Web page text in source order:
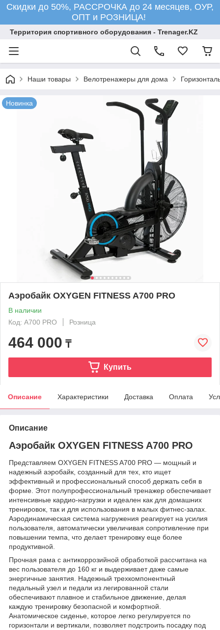
Скидки до 50%, РАССРОЧКА до 24 месяцев, ОУР,
ОПТ и РОЗНИЦА!
Территория спортивного оборудования - Trenager.KZ
Наши товары Велотренажеры для дома
Новинка
Аэробайк OXYGEN FITNESS A700 PRO
В наличии
Код: A700 PRO
Розница
464 000 ₸
Купить
Описание Характеристики Доставка Оплата
Описание
Аэробайк OXYGEN FITNESS A700 PRO
Представляем OXYGEN FITNESS A700 PRO — мощный и
надежный аэробайк, созданный для тех, кто ищет
эффективный и профессиональный способ держать себя в
форме. Этот полупрофессиональный тренажер обеспечивает
интенсивные кардио-нагрузки и идеален как для домашних
тренировок, так и для использования в малых фитнес-залах.
Аэродинамическая система нагружения реагирует на усилия
пользователя, автоматически увеличивая сопротивление при
повышении темпа, что делает тренировку еще более
продуктивной.
Прочная рама с антикоррозийной обработкой рассчитана на
вес пользователя до 160 кг и выдерживает даже самые
энергичные занятия. Надежный трехкомпонентный
педальный узел и педали из легированной стали
обеспечивают плавное и стабильное движение, делая
каждую тренировку безопасной и комфортной.
Анатомическое сиденье, которое легко регулируется по
горизонтали и вертикали, позволяет подстроить посадку под